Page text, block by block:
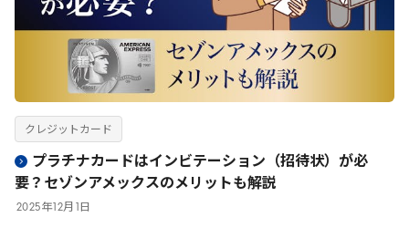
プラチナカードはインビテーション（招待状）が必
要？セゾンアメックスのメリットも解説
2025年 12月 日
クレジットカード